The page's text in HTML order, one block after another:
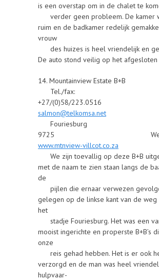
is een overstap om in de chalet te
verder geen probleem. De kamer
ruim en de badkamer redelijk
vrouw
des huizes is heel vriendelijk en
De auto stond veilig op het afgesloten
14. Mountainview Estate B+B
Tel./fax:
+27/(0)58/223.0516
salmon@telkomsa.net
Fouriesburg
9725
www.mtnview-villcot.co.za
We zijn toevallig op deze B+B
met de naam te zien staan langs de
de
pijlen die ernaar verwezen
gelegen op de linkse kant van de
het
stadje Fouriesburg. Het was een
mooist ingerichte en properste B+B’s
onze
reis gehad hebben. Het is er ook
verzorgd en de man was heel
hulpvaar-